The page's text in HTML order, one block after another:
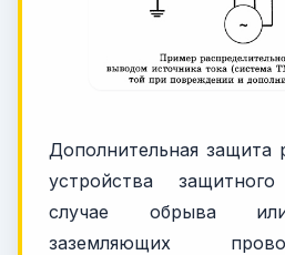
Дополнительная защита
устройства
случае обрыва
заземляющих